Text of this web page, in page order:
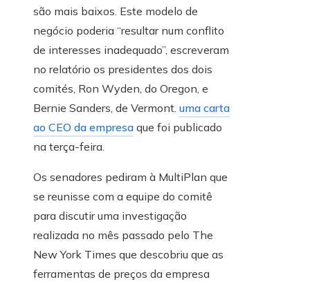
são mais baixos. Este modelo de
negócio poderia “resultar num conflito
de interesses inadequado”, escreveram
no relatório os presidentes dos dois
comités, Ron Wyden, do Oregon, e
Bernie Sanders, de Vermont. uma carta
ao CEO da empresa que foi publicado
na terça-feira.
Os senadores pediram à MultiPlan que
se reunisse com a equipe do comitê
para discutir uma investigação
realizada no mês passado pelo The
New York Times que descobriu que as
ferramentas de preços da empresa